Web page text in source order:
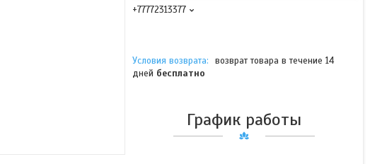
+77772313377
возврат товара в течение 14
дней бесплатно
График работы